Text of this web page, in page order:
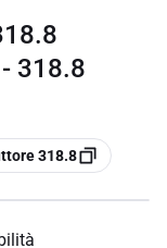
318.8
318.8